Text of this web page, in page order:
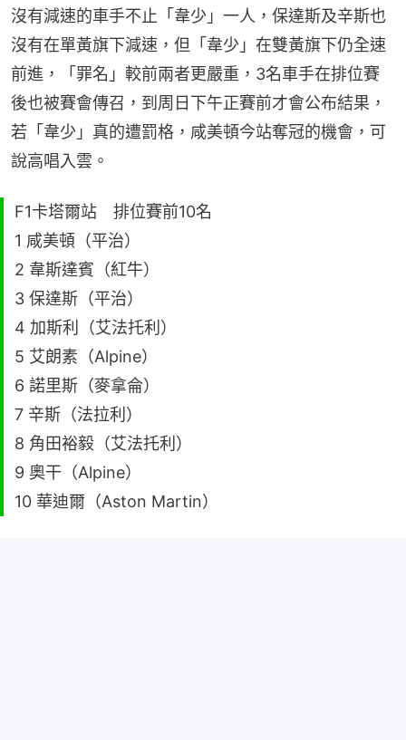
沒有減速的車手不止「韋少」一人，保達斯及辛斯也
沒有在單黃旗下減速，但「韋少」在雙黃旗下仍全速
前進，「罪名」較前兩者更嚴重，3名車手在排位賽
後也被賽會傳召，到周日下午正賽前才會公布結果，
若「韋少」真的遭罰格，咸美頓今站奪冠的機會，可
說高唱入雲。
F1卡塔爾站 排位賽前10名
1 咸美頓（平治）
2 韋斯達賓（紅牛）
3 保達斯（平治）
4 加斯利（艾法托利）
5 艾朗素（Alpine）
6 諾里斯（麥拿侖）
7 辛斯（法拉利）
8 角田裕毅（艾法托利）
9 奧干（Alpine）
10 華迪爾（Aston Martin）